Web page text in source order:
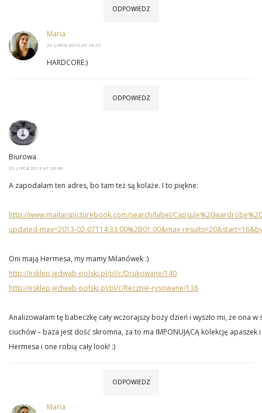
ODPOWIEDZ
Maria
29 LIPCA 2013 AT 16:29
HARDCORE:)
ODPOWIEDZ
Biurowa
29 LIPCA 2013 AT 20:46
A zapodałam ten adres, bo tam też są kolaże. I to piękne:
http://www.maitaispicturebook.com/search/label/
updated-max=2013-02-07T14:33:00%2B01:00&max-
Oni mają Hermesa, my mamy Milanówek :)
http://esklep.jedwab-polski.pl/pl/c/Drukowane/140
http://esklep.jedwab-polski.pl/pl/c/Recznie-rysowane/138
Analizowałam tę babeczkę cały wczorajszy boży dzień i wyszło mi, że ona w
ciuchów – baza jest dość skromna, za to ma IMPONUJĄCĄ kolekcję
Hermesa i one robią cały look! :)
ODPOWIEDZ
Maria